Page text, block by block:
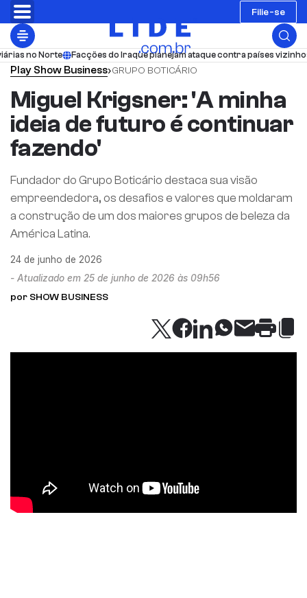
Filie-se
Facções do Iraque planejam ataque contra países vizinhos em 48h;
Play Show Business›GRUPO BOTICÁRIO
Miguel Krigsner: 'A minha
ideia de futuro é continuar
fazendo'
Fundador do Grupo Boticário destaca sua visão
empreendedora, os desafios e valores que moldaram
a construção de um dos maiores grupos de beleza da
América Latina.
24 de junho de 2026
- Atualizado em 25 de junho de 2026 às 09h56
por SHOW BUSINESS